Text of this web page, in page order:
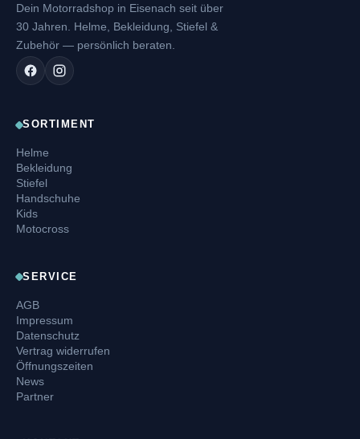
Dein Motorradshop in Eisenach seit über
30 Jahren. Helme, Bekleidung, Stiefel &
Zubehör — persönlich beraten.
SORTIMENT
Helme
Bekleidung
Stiefel
Handschuhe
Kids
Motocross
SERVICE
AGB
Impressum
Datenschutz
Vertrag widerrufen
Öffnungszeiten
News
Partner